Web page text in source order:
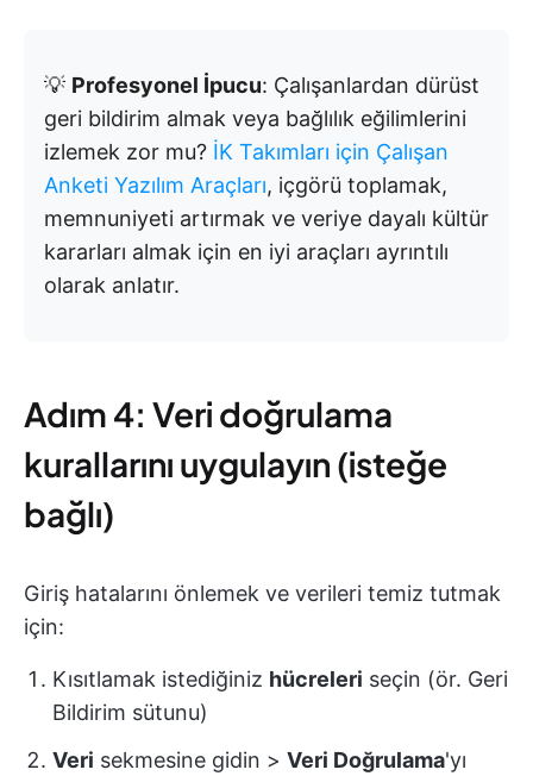
💡 Profesyonel İpucu: Çalışanlardan dürüst
geri bildirim almak veya bağlılık eğilimlerini
izlemek zor mu? İK Takımları için Çalışan
Anketi Yazılım Araçları, içgörü toplamak,
memnuniyeti artırmak ve veriye dayalı kültür
kararları almak için en iyi araçları ayrıntılı
olarak anlatır.
Adım 4: Veri doğrulama
kurallarını uygulayın (isteğe
bağlı)
Giriş hatalarını önlemek ve verileri temiz tutmak
için:
Kısıtlamak istediğiniz hücreleri seçin (ör. Geri
Bildirim sütunu)
Veri sekmesine gidin > Veri Doğrulama'yı